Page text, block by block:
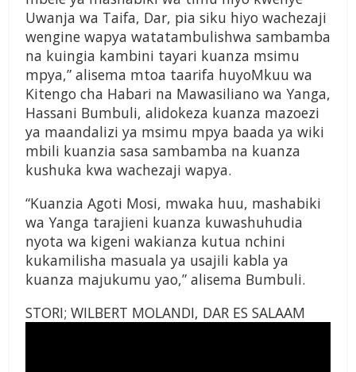
Uwanja wa Taifa, Dar, pia siku hiyo wachezaji
wengine wapya watatambulishwa sambamba
na kuingia kambini tayari kuanza msimu
mpya,” alisema mtoa taarifa huyoMkuu wa
Kitengo cha Habari na Mawasiliano wa Yanga,
Hassani Bumbuli, alidokeza kuanza mazoezi
ya maandalizi ya msimu mpya baada ya wiki
mbili kuanzia sasa sambamba na kuanza
kushuka kwa wachezaji wapya.
“Kuanzia Agoti Mosi, mwaka huu, mashabiki
wa Yanga tarajieni kuanza kuwashuhudia
nyota wa kigeni wakianza kutua nchini
kukamilisha masuala ya usajili kabla ya
kuanza majukumu yao,” alisema Bumbuli.
STORI; WILBERT MOLANDI, DAR ES SALAAM